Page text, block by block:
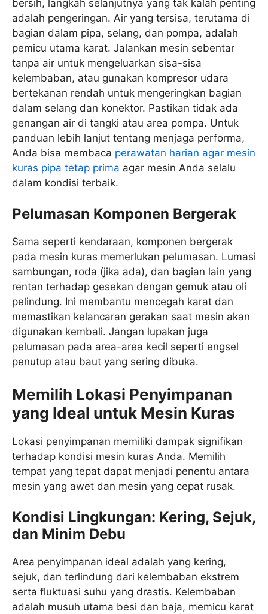
bersih, langkah selanjutnya yang tak kalah penting
adalah pengeringan. Air yang tersisa, terutama di
bagian dalam pipa, selang, dan pompa, adalah
pemicu utama karat. Jalankan mesin sebentar
tanpa air untuk mengeluarkan sisa-sisa
kelembaban, atau gunakan kompresor udara
bertekanan rendah untuk mengeringkan bagian
dalam selang dan konektor. Pastikan tidak ada
genangan air di tangki atau area pompa. Untuk
panduan lebih lanjut tentang menjaga performa,
Anda bisa membaca perawatan harian agar mesin
kuras pipa tetap prima agar mesin Anda selalu
dalam kondisi terbaik.
Pelumasan Komponen Bergerak
Sama seperti kendaraan, komponen bergerak
pada mesin kuras memerlukan pelumasan. Lumasi
sambungan, roda (jika ada), dan bagian lain yang
rentan terhadap gesekan dengan gemuk atau oli
pelindung. Ini membantu mencegah karat dan
memastikan kelancaran gerakan saat mesin akan
digunakan kembali. Jangan lupakan juga
pelumasan pada area-area kecil seperti engsel
penutup atau baut yang sering dibuka.
Memilih Lokasi Penyimpanan
yang Ideal untuk Mesin Kuras
Lokasi penyimpanan memiliki dampak signifikan
terhadap kondisi mesin kuras Anda. Memilih
tempat yang tepat dapat menjadi penentu antara
mesin yang awet dan mesin yang cepat rusak.
Kondisi Lingkungan: Kering, Sejuk,
dan Minim Debu
Area penyimpanan ideal adalah yang kering,
sejuk, dan terlindung dari kelembaban ekstrem
serta fluktuasi suhu yang drastis. Kelembaban
adalah musuh utama besi dan baja, memicu karat